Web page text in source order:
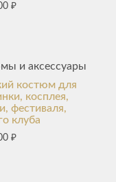
₽
и аксессуары
костюм для
косплея,
фестиваля,
клуба
₽